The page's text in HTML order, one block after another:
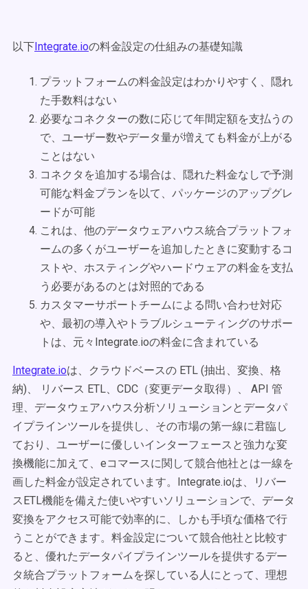
以下Integrate.ioの料金設定の仕組みの基礎知識
プラットフォームの料金設定はわかりやすく、隠れ
た手数料はない
必要なコネクターの数に応じて年間定額を支払うの
で、ユーザー数やデータ量が増えても料金が上がる
ことはない
コネクタを追加する場合は、隠れた料金なしで予測
可能な料金プランを以て、パッケージのアップグレ
ードが可能
これは、他のデータウェアハウス統合プラットフォ
ームの多くがユーザーを追加したときに変動するコ
ストや、ホスティングやハードウェアの料金を支払
う必要があるのとは対照的である
カスタマーサポートチームによる問い合わせ対応
や、最初の導入やトラブルシューティングのサポー
トは、元々Integrate.ioの料金に含まれている
Integrate.ioは、クラウドベースの ETL (抽出、変換、格
納)、 リバース ETL、CDC（変更データ取得）、 API 管
理、データウェアハウス分析ソリューションとデータパ
イプラインツールを提供し、その市場の第一線に君臨し
ており、ユーザーに優しいインターフェースと強力な変
換機能に加えて、eコマースに関して競合他社とは一線を
画した料金が設定されています。Integrate.ioは、リバー
スETL機能を備えた使いやすいソリューションで、データ
変換をアクセス可能で効率的に、しかも手頃な価格で行
うことができます。料金設定について競合他社と比較す
ると、優れたデータパイプラインツールを提供するデー
タ統合プラットフォームを探している人にとって、理想